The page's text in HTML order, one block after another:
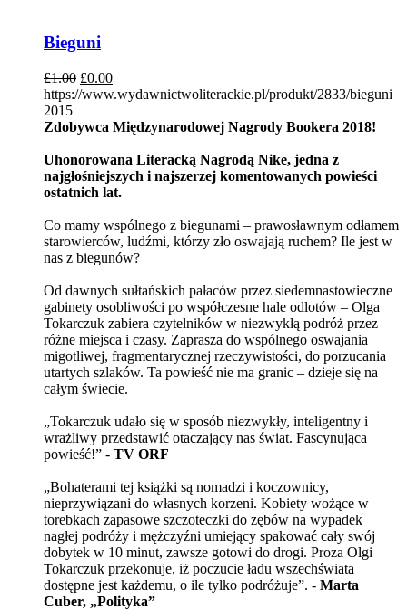
Bieguni
£1.00 £0.00
https://www.wydawnictwoliterackie.pl/produkt/2833/bieguni
2015
Zdobywca Międzynarodowej Nagrody Bookera 2018!
Uhonorowana Literacką Nagrodą Nike, jedna z
najgłośniejszych i najszerzej komentowanych powieści
ostatnich lat.
Co mamy wspólnego z biegunami – prawosławnym odłamem
starowierców, ludźmi, którzy zło oswajają ruchem? Ile jest w
nas z biegunów?
Od dawnych sułtańskich pałaców przez siedemnastowieczne
gabinety osobliwości po współczesne hale odlotów – Olga
Tokarczuk zabiera czytelników w niezwykłą podróż przez
różne miejsca i czasy. Zaprasza do wspólnego oswajania
migotliwej, fragmentarycznej rzeczywistości, do porzucania
utartych szlaków. Ta powieść nie ma granic – dzieje się na
całym świecie.
„Tokarczuk udało się w sposób niezwykły, inteligentny i
wrażliwy przedstawić otaczający nas świat. Fascynująca
powieść!” - TV ORF
„Bohaterami tej książki są nomadzi i koczownicy,
nieprzywiązani do własnych korzeni. Kobiety wożące w
torebkach zapasowe szczoteczki do zębów na wypadek
nagłej podróży i mężczyźni umiejący spakować cały swój
dobytek w 10 minut, zawsze gotowi do drogi. Proza Olgi
Tokarczuk przekonuje, iż poczucie ładu wszechświata
dostępne jest każdemu, o ile tylko podróżuje”. - Marta
Cuber, „Polityka”